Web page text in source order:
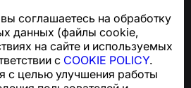
соглашаетесь на обработку
данных (файлы cookie,
на сайте и используемых
с COOKIE POLICY.
с целью улучшения работы
GDPR: